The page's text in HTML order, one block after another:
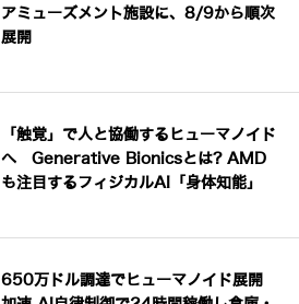
アミューズメント施設に、8/9から順次
展開
「触覚」で人と協働するヒューマノイド
へ Generative Bionicsとは? AMD
も注目するフィジカルAI「身体知能」
650万ドル調達でヒューマノイド展開